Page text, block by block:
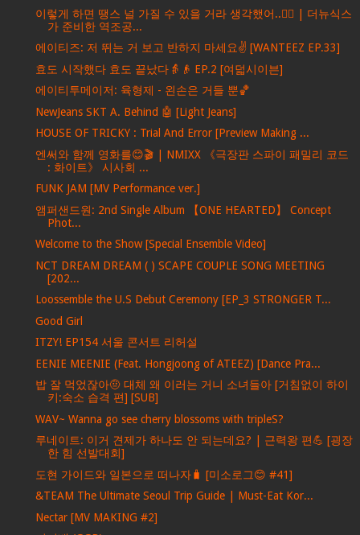
이렇게 하면 땡스 널 가질 수 있을 거라 생각했어..❤️‍🔥 | 더뉴식스
가 준비한 역조공...
에이티즈: 저 뛰는 거 보고 반하지 마세요✌ [WANTEEZ EP.33]
효도 시작했다 효도 끝났다👵👴 EP.2 [여덟시이븐]
에이티투메이저: 육형제 - 왼손은 거들 뿐🏀
NewJeans SKT A. Behind 🤖 [Light Jeans]
HOUSE OF TRICKY : Trial And Error [Preview Making ...
엔써와 함께 영화를😊🎬 | NMIXX 《극장판 스파이 패밀리 코드
: 화이트》 시사회 ...
FUNK JAM [MV Performance ver.]
앰퍼샌드원: 2nd Single Album 【ONE HEARTED】 Concept
Phot...
Welcome to the Show [Special Ensemble Video]
NCT DREAM DREAM ( ) SCAPE COUPLE SONG MEETING
[202...
Loossemble the U.S Debut Ceremony [EP_3 STRONGER T...
Good Girl
ITZY! EP154 서울 콘서트 리허설
EENIE MEENIE (Feat. Hongjoong of ATEEZ) [Dance Pra...
밥 잘 먹었잖아🤨 대체 왜 이러는 거니 소녀들아 [거침없이 하이
키:숙소 습격 편] [SUB]
WAV~ Wanna go see cherry blossoms with tripleS?
루네이트: 이거 견제가 하나도 안 되는데요? | 근력왕 편💪 [굉장
한 힘 선발대회]
도현 가이드와 일본으로 떠나자🧳 [미소로그😊 #41]
&TEAM The Ultimate Seoul Trip Guide | Must-Eat Kor...
Nectar [MV MAKING #2]